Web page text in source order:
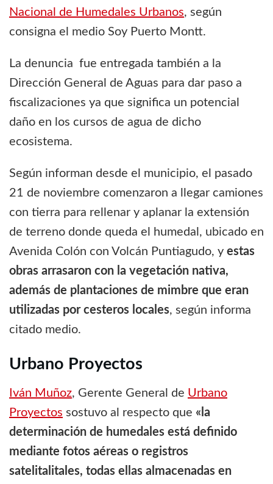
Nacional de Humedales Urbanos, según
consigna el medio Soy Puerto Montt.
La denuncia fue entregada también a la
Dirección General de Aguas para dar paso a
fiscalizaciones ya que significa un potencial
daño en los cursos de agua de dicho
ecosistema.
Según informan desde el municipio, el pasado
21 de noviembre comenzaron a llegar camiones
con tierra para rellenar y aplanar la extensión
de terreno donde queda el humedal, ubicado en
Avenida Colón con Volcán Puntiagudo, y estas
obras arrasaron con la vegetación nativa,
además de plantaciones de mimbre que eran
utilizadas por cesteros locales, según informa
citado medio.
Urbano Proyectos
Iván Muñoz, Gerente General de Urbano
Proyectos sostuvo al respecto que «la
determinación de humedales está definido
mediante fotos aéreas o registros
satelitalitales, todas ellas almacenadas en